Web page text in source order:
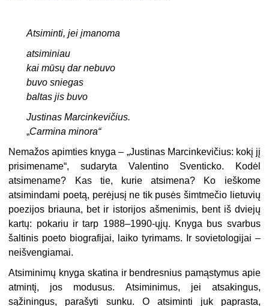
Atsiminti, jei įmanoma
atsiminiau
kai mūsų dar nebuvo
buvo sniegas
baltas jis buvo
Justinas Marcinkevičius.
„Carmina minora“
Nemažos apimties knyga – „Justinas Marcinkevičius: kokį jį
prisimename“, sudaryta Valentino Sventicko. Kodėl
atsimename? Kas tie, kurie atsimena? Ko ieškome
atsimindami poetą, perėjusį ne tik pusės šimtmečio lietuvių
poezijos briauna, bet ir istorijos ašmenimis, bent iš dviejų
kartų: pokariu ir tarp 1988–1990-ųjų. Knyga bus svarbus
šaltinis poeto biografijai, laiko tyrimams. Ir sovietologijai –
neišvengiamai.
Atsiminimų knyga skatina ir bendresnius pamąstymus apie
atmintį, jos modusus. Atsiminimus, jei atsakingus,
sąžiningus, parašyti sunku. O atsiminti juk paprasta,